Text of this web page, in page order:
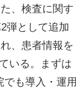
、検査に関す
弾として追加
、患者情報を
いる。まずは
も導入・運用